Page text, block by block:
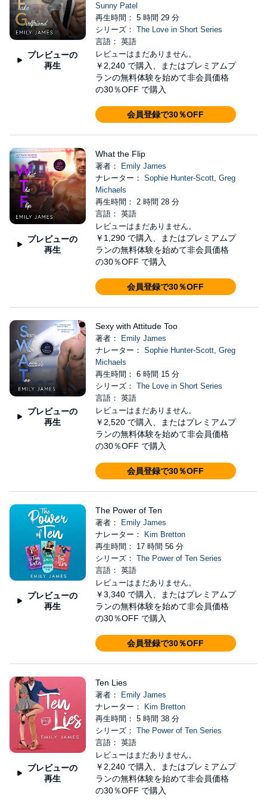
プレビューの
再生
Sunny Patel
再生時間： 5 時間 29 分
シリーズ： The Love in Short Series
言語： 英語
レビューはまだありません。
￥2,240 で購入、またはプレミアムプ
ランの無料体験を始めて非会員価格
の30％OFF で購入
会員登録で30％OFF
プレビューの
再生
What the Flip
著者：
Emily James
ナレーター： Sophie Hunter-Scott, Greg
Michaels
再生時間： 2 時間 28 分
言語： 英語
レビューはまだありません。
￥1,290 で購入、またはプレミアムプ
ランの無料体験を始めて非会員価格
の30％OFF で購入
会員登録で30％OFF
プレビューの
再生
Sexy with Attitude Too
著者：
Emily James
ナレーター： Sophie Hunter-Scott, Greg
Michaels
再生時間： 6 時間 15 分
シリーズ： The Love in Short Series
言語： 英語
レビューはまだありません。
￥2,520 で購入、またはプレミアムプ
ランの無料体験を始めて非会員価格
の30％OFF で購入
会員登録で30％OFF
プレビューの
再生
The Power of Ten
著者：
Emily James
ナレーター：
Kim Bretton
再生時間： 17 時間 56 分
シリーズ： The Power of Ten Series
言語： 英語
レビューはまだありません。
￥3,340 で購入、またはプレミアムプ
ランの無料体験を始めて非会員価格
の30％OFF で購入
会員登録で30％OFF
プレビューの
再生
Ten Lies
著者：
Emily James
ナレーター：
Kim Bretton
再生時間： 5 時間 38 分
シリーズ： The Power of Ten Series
言語： 英語
レビューはまだありません。
￥2,240 で購入、またはプレミアムプ
ランの無料体験を始めて非会員価格
の30％OFF で購入